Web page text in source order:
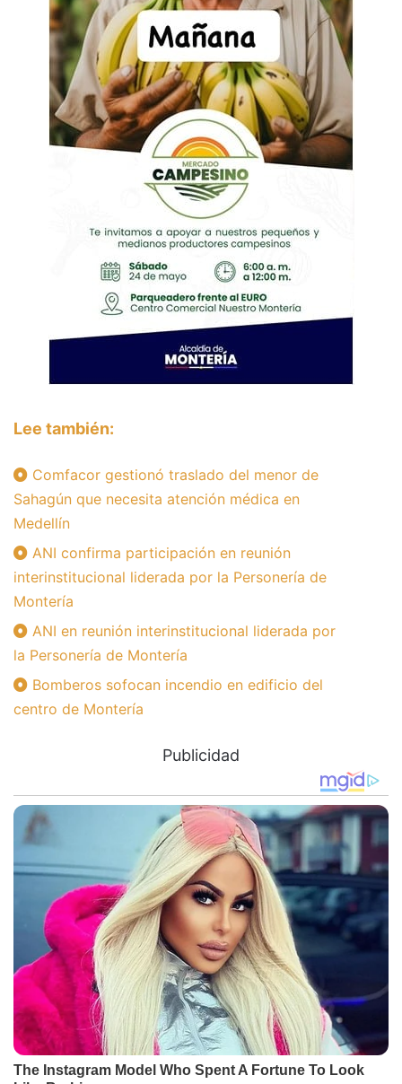
Lee también:
Comfacor gestionó traslado del menor de
Sahagún que necesita atención médica en
Medellín
ANI confirma participación en reunión
interinstitucional liderada por la Personería de
Montería
ANI en reunión interinstitucional liderada por
la Personería de Montería
Bomberos sofocan incendio en edificio del
centro de Montería
Publicidad